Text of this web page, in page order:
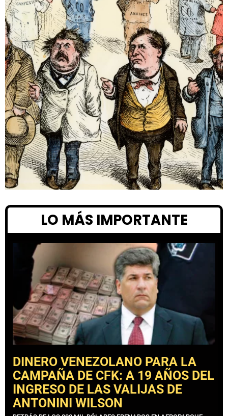
LO MÁS IMPORTANTE
DINERO VENEZOLANO PARA LA
CAMPAÑA DE CFK: A 19 AÑOS DEL
INGRESO DE LAS VALIJAS DE
ANTONINI WILSON